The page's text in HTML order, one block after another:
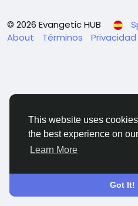
This website uses
the best experience on
Learn More
Got It!
© 2026 Evangetic HUB
About
Términos Privacidad